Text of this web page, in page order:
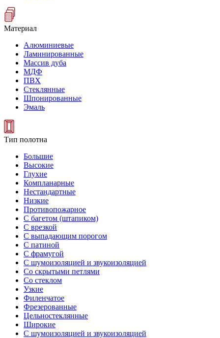
Материал
Алюминиевые
Ламинированные
Массив дуба
МДФ
ПВХ
Стеклянные
Шпонированные
Эмаль
Тип полотна
Большие
Высокие
Глухие
Компланарные
Нестандартные
Низкие
Противопожарное
С багетом (штапиком)
С врезкой
С выпадающим порогом
С патиной
С фрамугой
С шумоизоляцией и звукоизоляцией
Со скрытыми петлями
Со стеклом
Узкие
Филенчатое
Фрезерованные
Цельностеклянные
Широкие
С шумоизоляцией и звукоизоляцией